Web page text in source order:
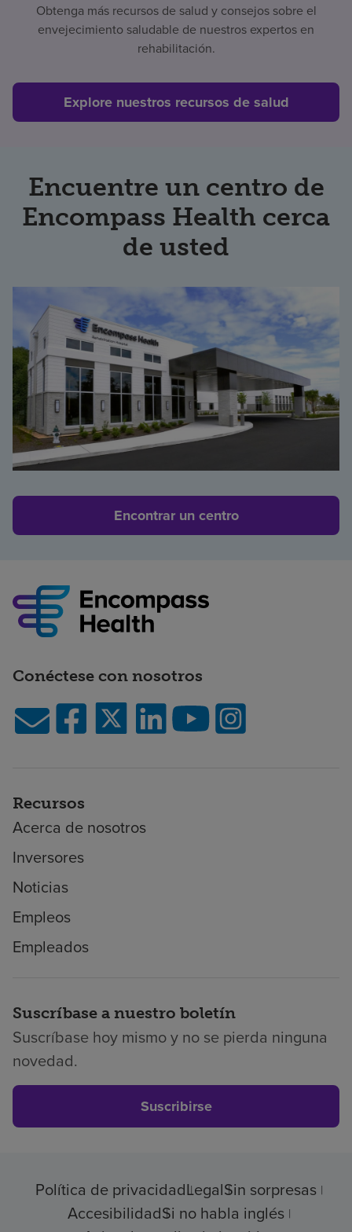
Obtenga más recursos de salud y consejos sobre el
envejecimiento saludable de nuestros expertos en
rehabilitación.
Explore nuestros recursos de salud
Encuentre un centro de
Encompass Health cerca
de usted
Encontrar un centro
Conéctese con nosotros
Recursos
Acerca de nosotros
Inversores
Noticias
Empleos
Empleados
Suscríbase a nuestro boletín
Suscríbase hoy mismo y no se pierda ninguna
novedad.
Suscribirse
Política de privacidadLegalSin sorpresas
AccesibilidadSi no habla inglés